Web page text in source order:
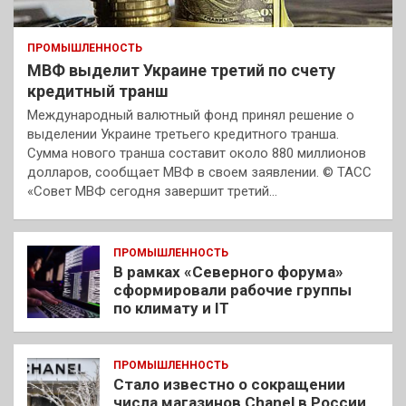
ПРОМЫШЛЕННОСТЬ
МВФ выделит Украине третий по счету
кредитный транш
Международный валютный фонд принял решение о
выделении Украине третьего кредитного транша.
Сумма нового транша составит около 880 миллионов
долларов, сообщает МВФ в своем заявлении. © ТАСС
«Совет МВФ сегодня завершит третий…
ПРОМЫШЛЕННОСТЬ
В рамках «Северного форума»
сформировали рабочие группы
по климату и IT
ПРОМЫШЛЕННОСТЬ
Стало известно о сокращении